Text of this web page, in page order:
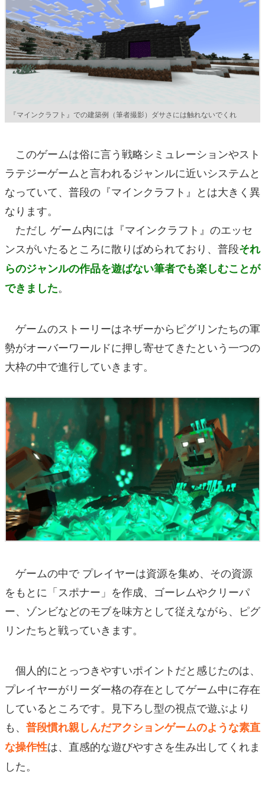
『マインクラフト』での建築例（筆者撮影）ダサさには触れないでくれ
このゲームは俗に言う戦略シミュレーションやスト
ラテジーゲームと言われるジャンルに近いシステムと
なっていて、普段の『マインクラフト』とは大きく異
なります。
ただし ゲーム内には『マインクラフト』のエッセ
ンスがいたるところに散りばめられており、普段それ
らのジャンルの作品を遊ばない筆者でも楽しむことが
できました。
ゲームのストーリーはネザーからピグリンたちの軍
勢がオーバーワールドに押し寄せてきたという一つの
大枠の中で進行していきます。
ゲームの中で プレイヤーは資源を集め、その資源
をもとに「スポナー」を作成、ゴーレムやクリーパ
ー、ゾンビなどのモブを味方として従えながら、ピグ
リンたちと戦っていきます。
個人的にとっつきやすいポイントだと感じたのは、
プレイヤーがリーダー格の存在としてゲーム中に存在
しているところです。見下ろし型の視点で遊ぶより
も、 普段慣れ親しんだアクションゲームのような素直
な操作性は、直感的な遊びやすさを生み出してくれま
した。